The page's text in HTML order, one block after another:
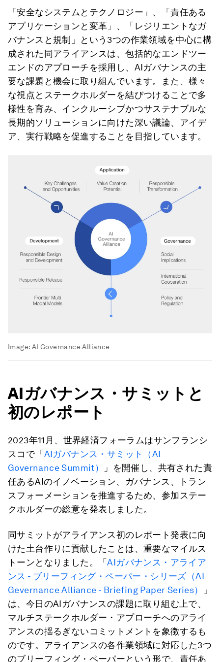
「安全なシステムとテクノロジー」、「責任ある
アプリケーションと変革」、「レジリエントなガ
バナンスと規制」という3つの作業領域を中心に構
成された同アライアンスは、包括的なエンドツー
エンドのアプローチを採用し、AIガバナンスの主
要な課題と機会に取り組んでいます。また、様々
な視点とステークホルダーを結びつけることで多
様性を育み、インクルーシブかつサステナブルな
長期的ソリューションに向けた深い議論、アイデ
ア、実行戦略を促進することを目指しています。
Image: AI Governance Alliance
AIガバナンス・サミットと
初のレポート
2023年11月、世界経済フォーラムはサンフランシ
スコで「 AIガバナンス・サミット（AI
Governance Summit）
」を開催し、共有された責
任あるAIのイノベーション、ガバナンス、トラン
スフォーメーションを推進するため、参加ステー
クホルダーの総意を発表しました。
同サミットがアライアンス初のレポート発表に向
けた土台作りに貢献したことは、重要なマイルス
トーンとなりました。「AIガバナンス・アライア
ンス - ブリーフィング・ペーパー・シリーズ（AI
Gevernance Alliance - Briefing Paper Series）
」
は、今日のAIガバナンスの課題に取り組む上で、
マルチステークホルダー・アプローチへのアライ
アンスの揺るぎないコミットメントを象徴するも
のです。アライアンスの各作業領域に対応した3つ
のブリーフィング・ペーパーという形で、責任あ